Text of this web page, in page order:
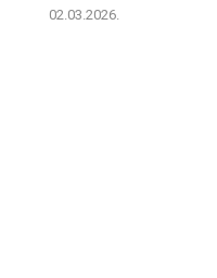
02.03.2026.